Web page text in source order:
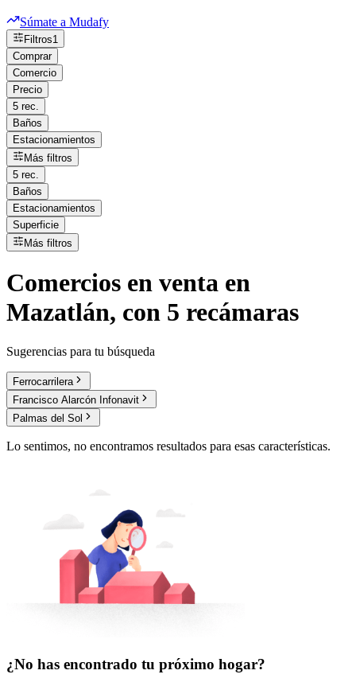
Súmate a Mudafy
Filtros1
Comprar
Comercio
Precio
5 rec.
Baños
Estacionamientos
Más filtros
5 rec.
Baños
Estacionamientos
Superficie
Más filtros
Comercios en venta en
Mazatlán, con 5 recámaras
Sugerencias para tu búsqueda
Ferrocarrilera
Francisco Alarcón Infonavit
Palmas del Sol
Lo sentimos, no encontramos resultados para esas características.
¿No has encontrado tu próximo hogar?